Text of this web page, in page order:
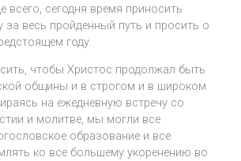
всего, сегодня время приносить
за весь пройденный путь и просить о
году.
чтобы Христос продолжал быть
общины и в строгом и в широком
на ежедневную встречу со
и молитве, мы могли все
образование и все
ко все большему укоренению во